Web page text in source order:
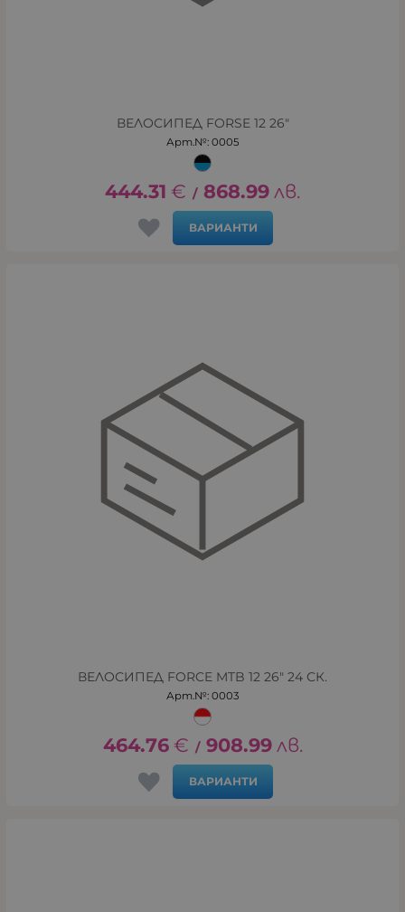
ВЕЛОСИПЕД FORSE 12 26"
Арт.№: 0005
444.31 € / 868.99 лв.
ВАРИАНТИ
ВЕЛОСИПЕД FORCE MTB 12 26" 24 СК.
Арт.№: 0003
464.76 € / 908.99 лв.
ВАРИАНТИ